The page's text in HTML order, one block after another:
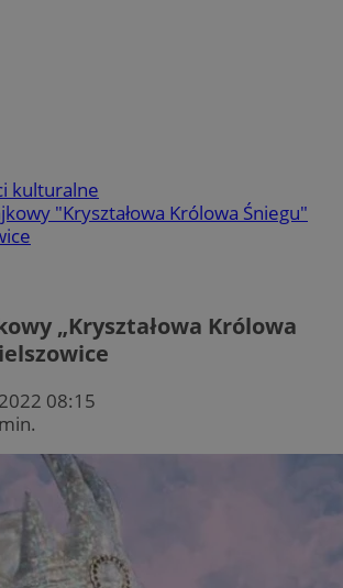
kulturalne
"Kryształowa Królowa Śniegu"
„Kryształowa Królowa
08:15